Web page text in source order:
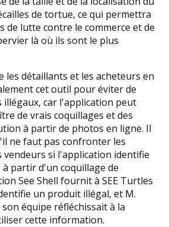
de tortue, ce qui permettra
lutte contre le commerce et de
là où ils sont le plus
les détaillants et les acheteurs en
cet outil pour éviter de
illégaux, car l'application peut
de vrais coquillages et des
à partir de photos en ligne. Il
ne faut pas confronter les
vendeurs si l'application identifie
partir d'un coquillage de
See Shell fournit à SEE Turtles
un produit illégal, et M.
équipe réfléchissait à la
cette information.